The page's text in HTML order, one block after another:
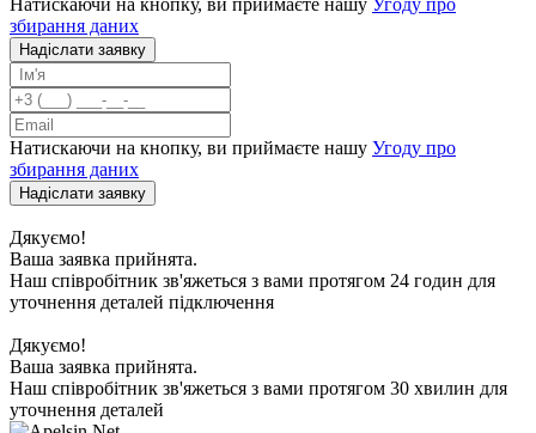
Натискаючи на кнопку, ви приймаєте нашу Угоду про
збирання даних
Надiслати заявку
Натискаючи на кнопку, ви приймаєте нашу Угоду про
збирання даних
Надiслати заявку
Дякуємо!
Ваша заявка прийнята.
Наш співробітник зв'яжеться з вами протягом 24 годин для
уточнення деталей підключення
Дякуємо!
Ваша заявка прийнята.
Наш співробітник зв'яжеться з вами протягом 30 хвилин для
уточнення деталей